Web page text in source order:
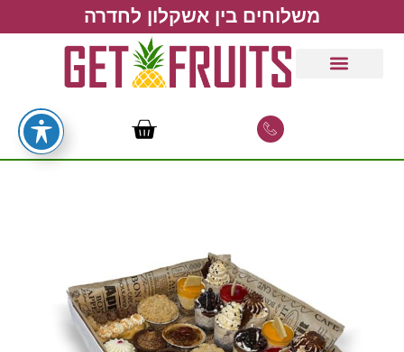
משלוחים בין אשקלון לחדרה